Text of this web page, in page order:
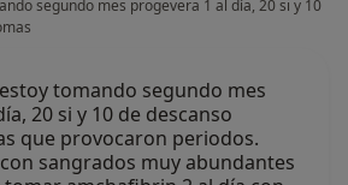
segundo mes progevera 1 al día, 20 si y 10
tomando segundo mes
20 si y 10 de descanso
que provocaron periodos.
sangrados muy abundantes